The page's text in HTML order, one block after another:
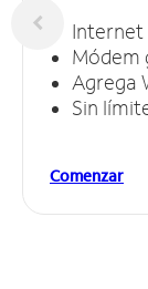
Módem
Agrega
Sin
Comenzar